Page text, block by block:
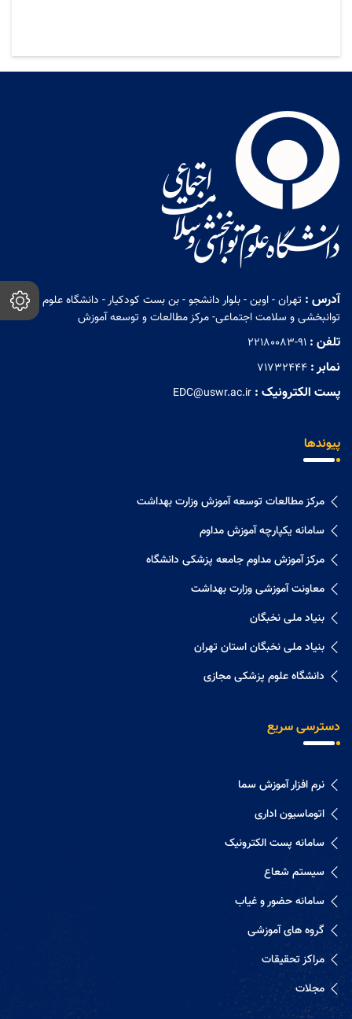
آدرس : تهران - اوین - بلوار دانشجو - بن بست کودکیار - دانشگاه علوم
توانبخشی و سلامت اجتماعی- مرکز مطالعات و توسعه آموزش
تلفن : 22180083-91
نمابر : 71732444
پست الکترونیک : EDC@uswr.ac.ir
پیوندها
مرکز مطالعات توسعه آموزش وزارت بهداشت
سامانه یکپارچه آموزش مداوم
مرکز آموزش مداوم جامعه پزشکی دانشگاه
معاونت آموزشی وزارت بهداشت
بنیاد ملی نخبگان
بنیاد ملی نخبگان استان تهران
دانشگاه علوم پزشکی مجازی
دسترسی سریع
نرم افزار آموزش سما
اتوماسیون اداری
سامانه پست الکترونیک
سیستم شعاع
سامانه حضور و غیاب
گروه های آموزشی
مراکز تحقیقات
مجلات